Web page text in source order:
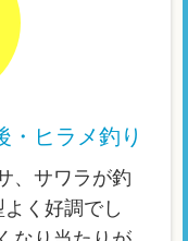
・ヒラメ釣り
、サワラが釣
く好調でし